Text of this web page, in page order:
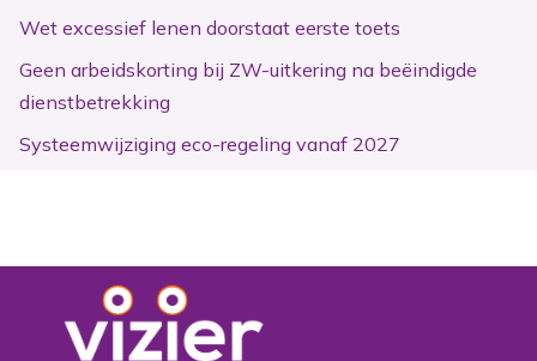
Wet excessief lenen doorstaat eerste toets
Geen arbeidskorting bij ZW-uitkering na beëindigde
dienstbetrekking
Systeemwijziging eco-regeling vanaf 2027